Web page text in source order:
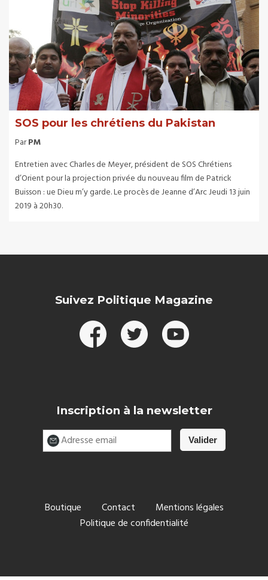
SOS pour les chrétiens du Pakistan
ParPM
Entretien avec Charles de Meyer, président de SOS Chrétiens
d’Orient pour la projection privée du nouveau film de Patrick
Buisson : ue Dieu m’y garde. Le procès de Jeanne d’Arc Jeudi 13 juin
2019 à 20h30.
Suivez Politique Magazine
Inscription à la newsletter
Boutique Contact
Mentions légales
Politique de confidentialité